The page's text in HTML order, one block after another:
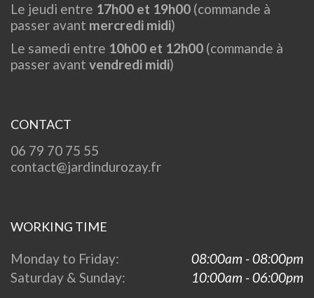
Le jeudi entre 17h00 et 19h00 (commande à
passer avant mercredi midi)
Le samedi entre 10h00 et 12h00 (commande à
passer avant vendredi midi)
CONTACT
06 79 70 75 55
contact@jardindurozay.fr
WORKING TIME
Monday to Friday:
08:00am - 08:00pm
Saturday & Sunday:
10:00am - 06:00pm